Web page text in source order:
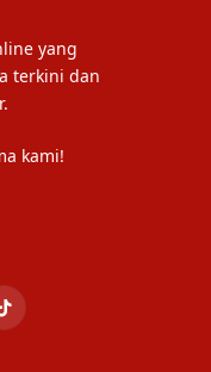
yang
terkini dan
kami!
TikTok